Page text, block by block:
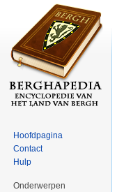
Hoofdpagina
Contact
Hulp
Onderwerpen